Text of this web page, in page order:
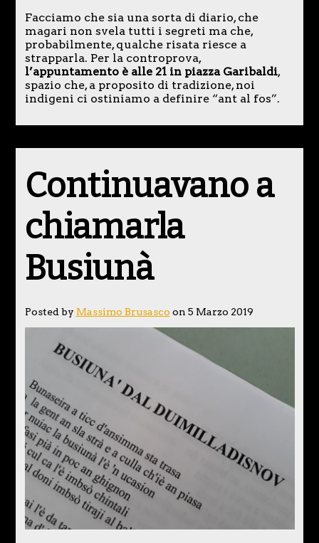
Facciamo che sia una sorta di diario, che
magari non svela tutti i segreti ma che,
probabilmente, qualche risata riesce a
strapparla. Per la controprova,
l’appuntamento è alle 21 in piazza Garibaldi,
spazio che, a proposito di tradizione, noi
indigeni ci ostiniamo a definire “ant al fos”.
Continuavano a
chiamarla
Busiunà
Posted by Massimo Brusasco on 5 Marzo 2019